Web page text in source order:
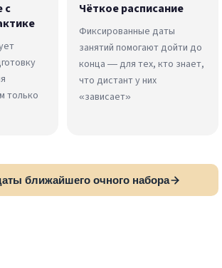
с
только
Чёткое расписание
Фиксированные даты
занятий помогают дойти до
конца — для тех, кто знает,
что дистант у них
«зависает»
ближайшего очного набора